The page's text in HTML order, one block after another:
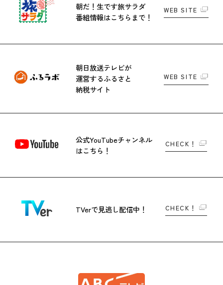
朝だ！生です旅サラダ
番組情報はこちらまで！
WEB SITE
朝日放送テレビが
運営するふるさと
納税サイト
WEB SITE
公式YouTubeチャンネル
はこちら！
CHECK！
TVerで見逃し配信中！ CHECK！